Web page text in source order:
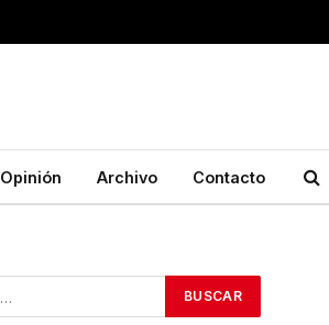
Opinión Archivo Contacto